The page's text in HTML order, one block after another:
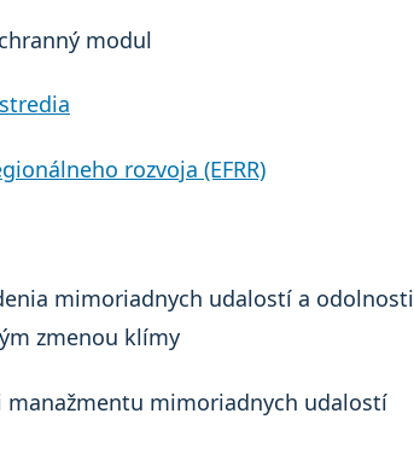
modul
rozvoja (EFRR)
mimoriadnych udalostí a odolnosti
zmenou klímy
manažmentu mimoriadnych udalostí